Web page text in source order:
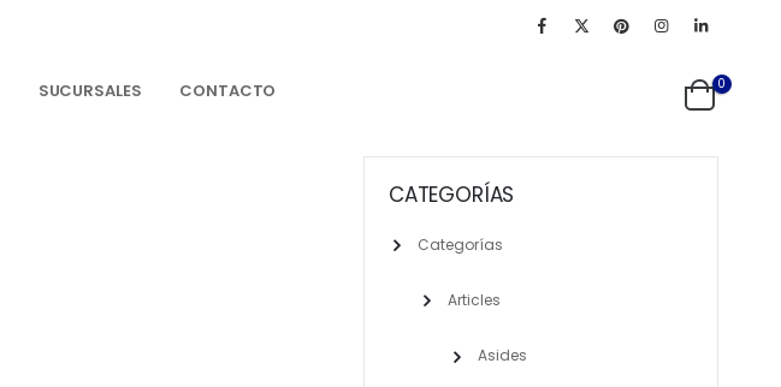
SUCURSALES CONTACTO 0
CATEGORÍAS
Categorías
Articles
Asides